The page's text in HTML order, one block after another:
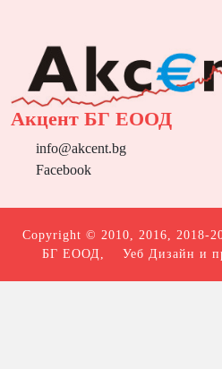
Акцент БГ ЕООД
info@akcent.bg
Facebook
Copyright © 2010, 2016, 2018-
БГ ЕООД , Уеб Дизайн и